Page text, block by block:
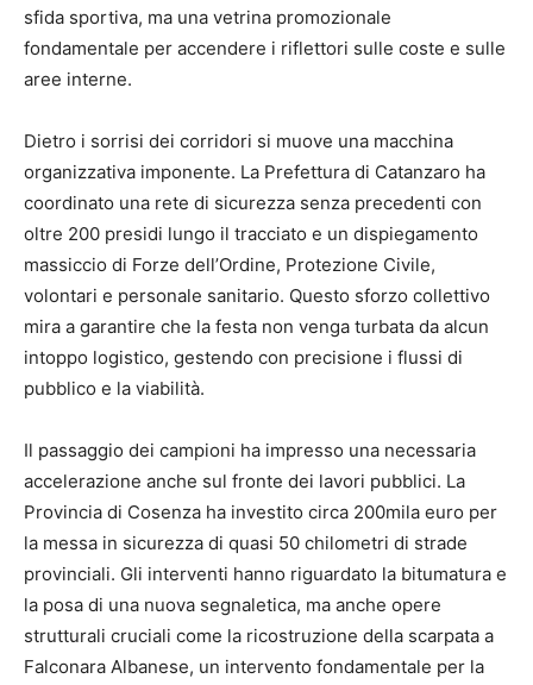
sfida sportiva, ma una vetrina promozionale
fondamentale per accendere i riflettori sulle coste e sulle
aree interne.
Dietro i sorrisi dei corridori si muove una macchina
organizzativa imponente. La Prefettura di Catanzaro ha
coordinato una rete di sicurezza senza precedenti con
oltre 200 presidi lungo il tracciato e un dispiegamento
massiccio di Forze dell’Ordine, Protezione Civile,
volontari e personale sanitario. Questo sforzo collettivo
mira a garantire che la festa non venga turbata da alcun
intoppo logistico, gestendo con precisione i flussi di
pubblico e la viabilità.
Il passaggio dei campioni ha impresso una necessaria
accelerazione anche sul fronte dei lavori pubblici. La
Provincia di Cosenza ha investito circa 200mila euro per
la messa in sicurezza di quasi 50 chilometri di strade
provinciali. Gli interventi hanno riguardato la bitumatura e
la posa di una nuova segnaletica, ma anche opere
strutturali cruciali come la ricostruzione della scarpata a
Falconara Albanese, un intervento fondamentale per la